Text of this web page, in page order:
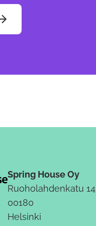
Spring House Oy
Ruoholahdenkatu 14
00180
Helsinki